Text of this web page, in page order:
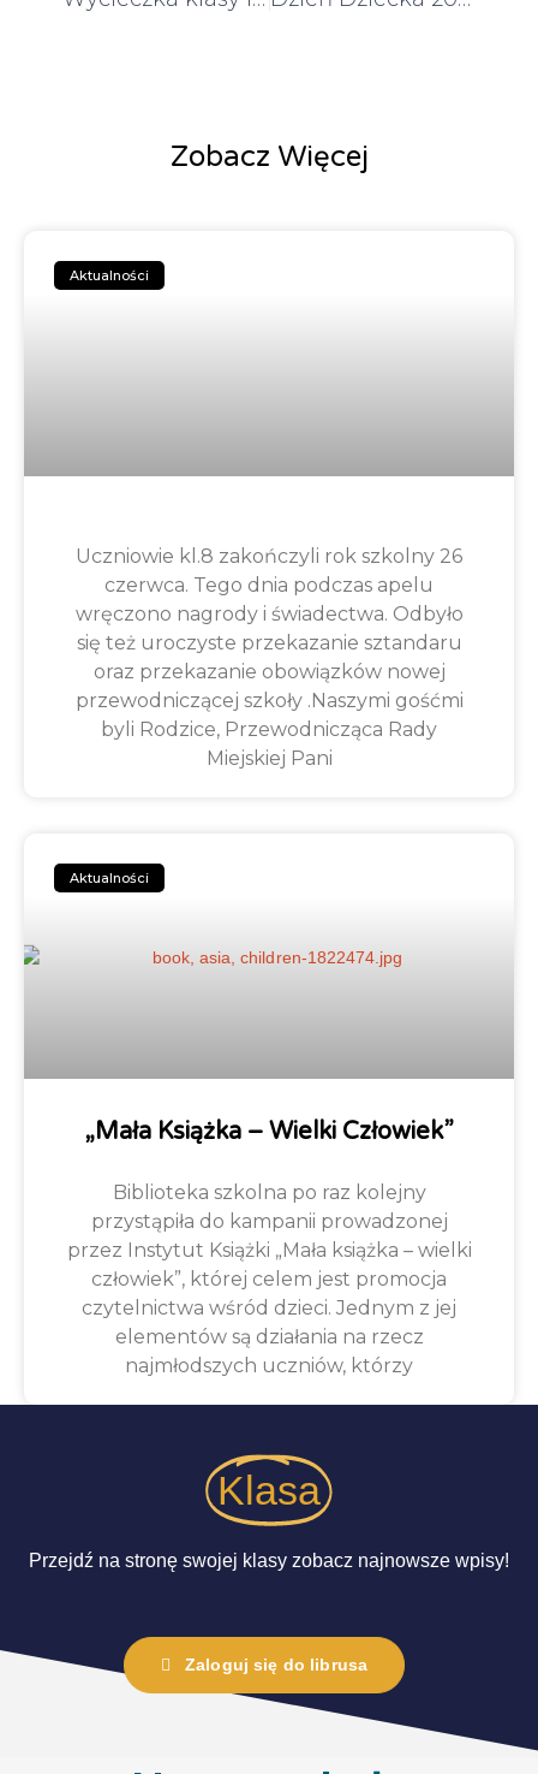
Zobacz Więcej
Aktualności
Uczniowie kl.8 zakończyli rok szkolny 26
czerwca. Tego dnia podczas apelu
wręczono nagrody i świadectwa. Odbyło
się też uroczyste przekazanie sztandaru
oraz przekazanie obowiązków nowej
przewodniczącej szkoły .Naszymi gośćmi
byli Rodzice, Przewodnicząca Rady
Miejskiej Pani
Aktualności
„Mała Książka – Wielki Człowiek”
Biblioteka szkolna po raz kolejny
przystąpiła do kampanii prowadzonej
przez Instytut Książki „Mała książka – wielki
człowiek”, której celem jest promocja
czytelnictwa wśród dzieci. Jednym z jej
elementów są działania na rzecz
najmłodszych uczniów, którzy
Klasa
Przejdź na stronę swojej klasy zobacz najnowsze wpisy!
Zaloguj się do librusa